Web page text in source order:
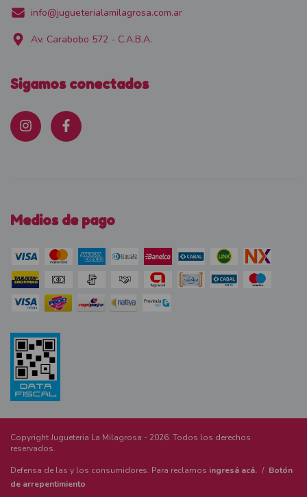
info@jugueterialamilagrosa.com.ar
Av. Carabobo 572 - C.A.B.A.
Sigamos conectados
Medios de pago
Copyright Jugueteria La Milagrosa - 2026. Todos los derechos
reservados.
Defensa de las y los consumidores. Para reclamos ingresá acá. / Botón
de arrepentimiento